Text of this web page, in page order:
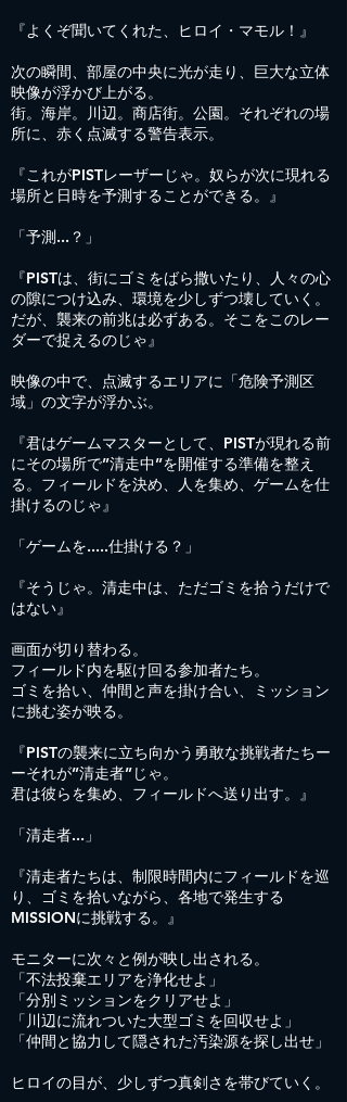
『よくぞ聞いてくれた、ヒロイ・マモル！』
次の瞬間、部屋の中央に光が走り、巨大な立体
映像が浮かび上がる。
街。海岸。川辺。商店街。公園。それぞれの場
所に、赤く点滅する警告表示。
『これがPISTレーザーじゃ。奴らが次に現れる
場所と日時を予測することができる。』
「予測...？」
『PISTは、街にゴミをばら撒いたり、人々の心
の隙につけ込み、環境を少しずつ壊していく。
だが、襲来の前兆は必ずある。そこをこのレー
ダーで捉えるのじゃ』
映像の中で、点滅するエリアに「危険予測区
域」の文字が浮かぶ。
『君はゲームマスターとして、PISTが現れる前
にその場所で”清走中”を開催する準備を整え
る。フィールドを決め、人を集め、ゲームを仕
掛けるのじゃ』
「ゲームを.....仕掛ける？」
『そうじゃ。清走中は、ただゴミを拾うだけで
はない』
画面が切り替わる。
フィールド内を駆け回る参加者たち。
ゴミを拾い、仲間と声を掛け合い、ミッション
に挑む姿が映る。
『PISTの襲来に立ち向かう勇敢な挑戦者たちー
ーそれが”清走者”じゃ。
君は彼らを集め、フィールドへ送り出す。』
「清走者...」
『清走者たちは、制限時間内にフィールドを巡
り、ゴミを拾いながら、各地で発生する
MISSIONに挑戦する。』
モニターに次々と例が映し出される。
「不法投棄エリアを浄化せよ」
「分別ミッションをクリアせよ」
「川辺に流れついた大型ゴミを回収せよ」
「仲間と協力して隠された汚染源を探し出せ」
ヒロイの目が、少しずつ真剣さを帯びていく。